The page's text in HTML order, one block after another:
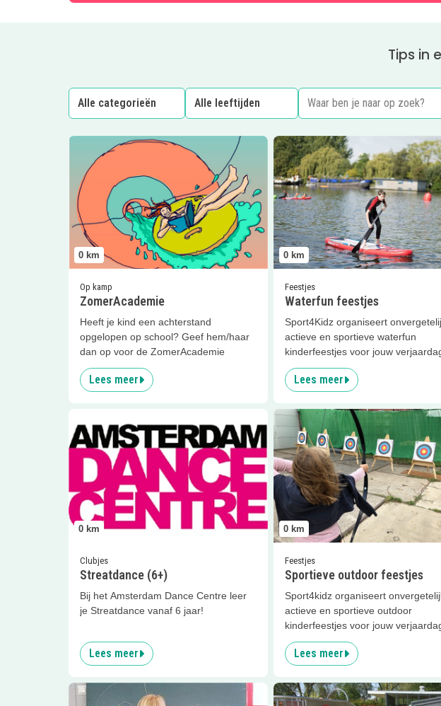
Tips in
0 km
Op kamp
ZomerAcademie
Heeft je kind een achterstand
opgelopen op school? Geef hem/haar
dan op voor de ZomerAcademie
Lees meer
Lees meer ZomerAcademie
0 km
Feestjes
Waterfun feestjes
Sport4Kidz organiseert
actieve en sportieve waterfun
kinderfeestjes voor jouw
Lees meer
Lees meer Waterfun feestjes
0 km
Clubjes
Streatdance (6+)
Bij het Amsterdam Dance Centre leer
je Streatdance vanaf 6 jaar!
Lees meer
0 km
Feestjes
Sportieve outdoor feestjes
Sport4kidz organiseert
actieve en sportieve outdoor
kinderfeestjes voor jouw
Lees meer
Lees meer Sportieve outdoor
Lees meer Spelinloop (gratis) Lees meer Speeltuin